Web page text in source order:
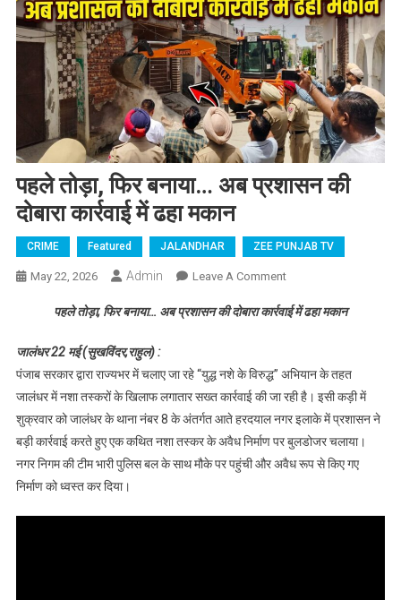
पहले तोड़ा, फिर बनाया… अब प्रशासन की
दोबारा कार्रवाई में ढहा मकान
CRIME Featured JALANDHAR ZEE PUNJAB TV
May 22, 2026 Admin Leave A CommentOn पहले तोड़ा, फिर
की दोबारा कार्रवाई में ढहा
पहले तोड़ा, फिर बनाया… अब प्रशासन की दोबारा कार्रवाई में ढहा मकान
जालंधर 22 मई (सुखविंदर,राहुल) :
पंजाब सरकार द्वारा राज्यभर में चलाए जा रहे “युद्ध नशे के विरुद्ध” अभियान के तहत
जालंधर में नशा तस्करों के खिलाफ लगातार सख्त कार्रवाई की जा रही है। इसी कड़ी में
शुक्रवार को जालंधर के थाना नंबर 8 के अंतर्गत आते हरदयाल नगर इलाके में प्रशासन ने
बड़ी कार्रवाई करते हुए एक कथित नशा तस्कर के अवैध निर्माण पर बुलडोजर चलाया।
नगर निगम की टीम भारी पुलिस बल के साथ मौके पर पहुंची और अवैध रूप से किए गए
निर्माण को ध्वस्त कर दिया।